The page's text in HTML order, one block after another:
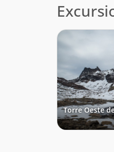
Torre Oeste